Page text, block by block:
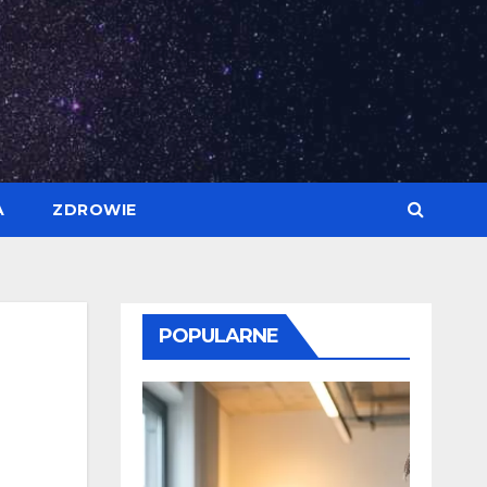
ZDROWIE
POPULARNE